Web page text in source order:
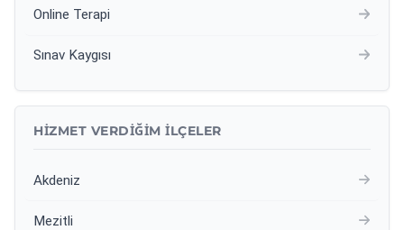
Online Terapi
Sınav Kaygısı
HIZMET VERDIĞIM İLÇELER
Akdeniz
Mezitli